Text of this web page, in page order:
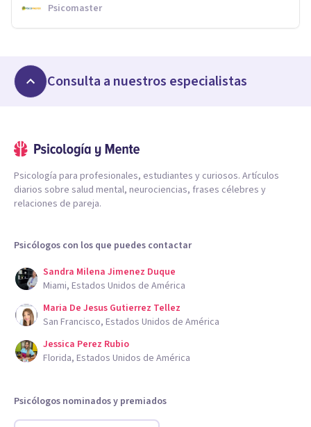
Psicomaster
Consulta a nuestros especialistas
Psicología para profesionales, estudiantes y curiosos. Artículos
diarios sobre salud mental, neurociencias, frases célebres y
relaciones de pareja.
Psicólogos con los que puedes contactar
Sandra Milena Jimenez Duque
Miami, Estados Unidos de América
Maria De Jesus Gutierrez Tellez
San Francisco, Estados Unidos de América
Jessica Perez Rubio
Florida, Estados Unidos de América
Psicólogos nominados y premiados